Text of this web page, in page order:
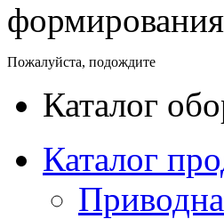
формирования
Пожалуйста, подождите
Каталог
Каталог